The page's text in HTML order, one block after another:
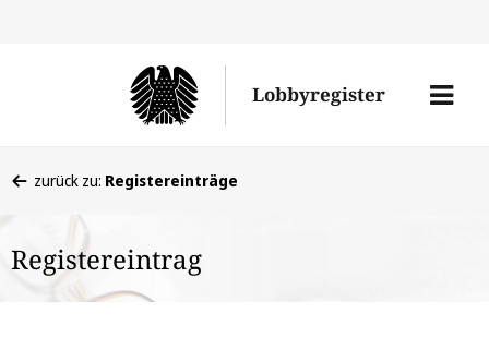
Lobbyregister
Menü
befinden
hier:
zurück zu: Registereinträge
Registereintrag